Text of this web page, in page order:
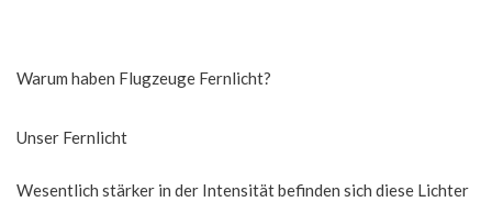
Warum haben Flugzeuge Fernlicht?
Unser Fernlicht
Wesentlich stärker in der Intensität befinden sich diese Lichter